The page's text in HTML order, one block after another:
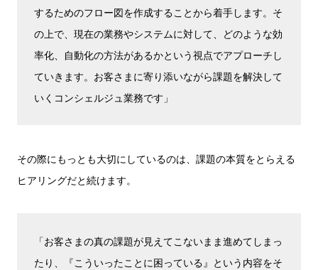
するためのフロー図を作成することから着手します。そ
の上で、現在の業務やシステムに対して、どのような効
率化、自動化の方法があるかという視点でアプローチし
ていきます。お客さまに寄り添いながら課題を解決して
いくコンシェルジュ業務です」
その際にもっとも大切にしているのは、課題の本質をとらえる
ヒアリングだと続けます。
「お客さまの真の課題が見えてこないまま進めてしまっ
たり、『こういったことに困っている』という内容をそ